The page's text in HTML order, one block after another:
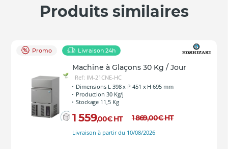
Produits similaires
Promo Livraison 24h
Machine à Glaçons 30 Kg / Jour
Ref: IM-21CNE-HC
Dimensions L 398 x P 451 x H 695 mm
Production 30 Kg/j
Stockage 11,5 Kg
1 559,00€ HT 1 869,00€HT
Livraison à partir du 10/08/2026